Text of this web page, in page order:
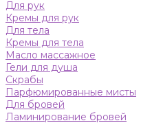
Для рук
Кремы для рук
Для тела
Кремы для тела
Масло массажное
Гели для душа
Скрабы
Парфюмированные мисты
Для бровей
Ламинирование бровей